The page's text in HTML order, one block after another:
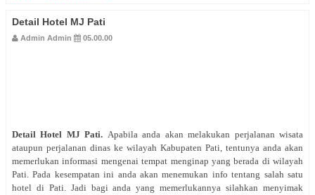
Detail Hotel MJ Pati
Admin Admin 05.00.00
Detail Hotel MJ Pati. Apabila anda akan melakukan perjalanan wisata
ataupun perjalanan dinas ke wilayah Kabupaten Pati, tentunya anda akan
memerlukan informasi mengenai tempat menginap yang berada di wilayah
Pati. Pada kesempatan ini anda akan menemukan info tentang salah satu
hotel di Pati. Jadi bagi anda yang memerlukannya silahkan menyimak